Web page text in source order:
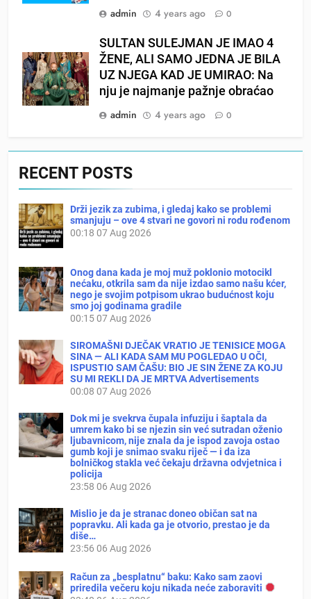
admin
4 years ago 0
SULTAN SULEJMAN JE IMAO 4
ŽENE, ALI SAMO JEDNA JE BILA
UZ NJEGA KAD JE UMIRAO: Na
nju je najmanje pažnje obraćao
admin
4 years ago 0
RECENT POSTS
Drži jezik za zubima, i gledaj kako se problemi
smanjuju – ove 4 stvari ne govori ni rodu rođenom
00:18 07 Aug 2026
Onog dana kada je moj muž poklonio motocikl
nećaku, otkrila sam da nije izdao samo našu kćer,
nego je svojim potpisom ukrao budućnost koju
smo joj godinama gradile
00:1507 Aug 2026
SIROMAŠNI DJEČAK VRATIO JE TENISICE MOGA
SINA — ALI KADA SAM MU POGLEDAO U OČI,
ISPUSTIO SAM ČAŠU: BIO JE SIN ŽENE ZA KOJU
SU MI REKLI DA JE MRTVA Advertisements
00:08 07 Aug 2026
Dok mi je svekrva čupala infuziju i šaptala da
umrem kako bi se njezin sin već sutradan oženio
ljubavnicom, nije znala da je ispod zavoja ostao
gumb koji je snimao svaku riječ — i da iza
bolničkog stakla već čekaju državna odvjetnica i
policija
23:58 06 Aug 2026
Mislio je da je stranac doneo običan sat na
popravku. Ali kada ga je otvorio, prestao je da
diše…
23:56 06 Aug 2026
Račun za „besplatnu“ baku: Kako sam zaovi
priredila večeru koju nikada neće zaboraviti